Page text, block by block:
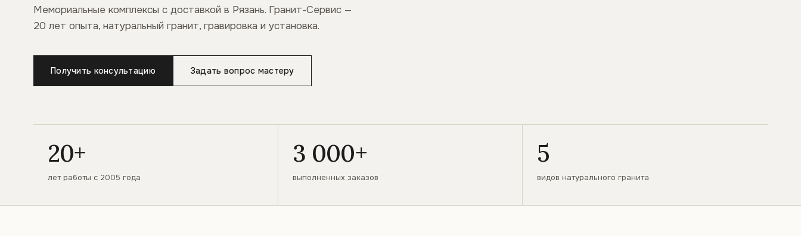
Мемориальные комплексы с доставкой в Рязань. Гранит-Сервис —
20 лет опыта, натуральный гранит, гравировка и установка.
Получить консультацию Задать вопрос мастеру
20+
лет работы с 2005 года
3 000+
выполненных заказов
5
видов натурального гранита